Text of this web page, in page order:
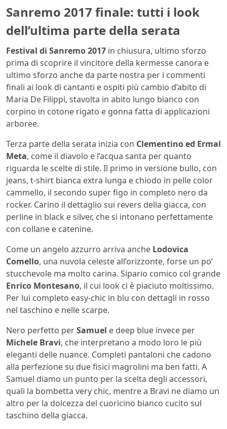
Sanremo 2017 finale: tutti i look
dell’ultima parte della serata
Festival di Sanremo 2017 in chiusura, ultimo sforzo
prima di scoprire il vincitore della kermesse canora e
ultimo sforzo anche da parte nostra per i commenti
finali ai look di cantanti e ospiti più cambio d’abito di
Maria De Filippi, stavolta in abito lungo bianco con
corpino in cotone rigato e gonna fatta di applicazioni
arboree.
Terza parte della serata inizia con Clementino ed Ermal
Meta, come il diavolo e l’acqua santa per quanto
riguarda le scelte di stile. Il primo in versione bullo, con
jeans, t-shirt bianca extra lunga e chiodo in pelle color
cammello, il secondo super figo in completo nero da
rocker. Carino il dettaglio sui revers della giacca, con
perline in black e silver, che si intonano perfettamente
con collane e catenine.
Come un angelo azzurro arriva anche Lodovica
Comello, una nuvola celeste all’orizzonte, forse un po’
stucchevole ma molto carina. Sipario comico col grande
Enrico Montesano, il cui look ci è piaciuto moltissimo.
Per lui completo easy-chic in blu con dettagli in rosso
nel taschino e nelle scarpe.
Nero perfetto perSamuel e deep blue invece per
Michele Bravi, che interpretano a modo loro le più
eleganti delle nuance. Completi pantaloni che cadono
alla perfezione su due fisici magrolini ma ben fatti. A
Samuel diamo un punto per la scelta degli accessori,
quali la bombetta very chic, mentre a Bravi ne diamo un
altro per la dolcezza del cuoricino bianco cucito sul
taschino della giacca.